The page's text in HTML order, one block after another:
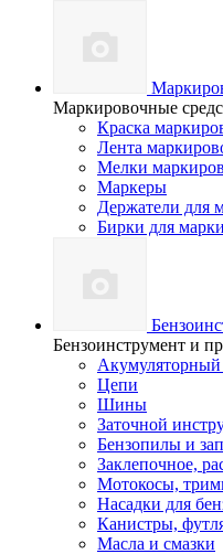
Маркировочные
Краска
Лента
Мелки
Маркеры
Держатели для
Бирки для
Бензоинструмент и
Цепи
Шины
Заточной
Бензопилы и
Заклепочное,
Мотокосы,
Насадки для
Канистры,
Масла и смазки